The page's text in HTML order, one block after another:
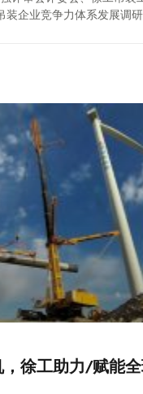
评审会评委会、徐工吊装
徐工助力/赋能